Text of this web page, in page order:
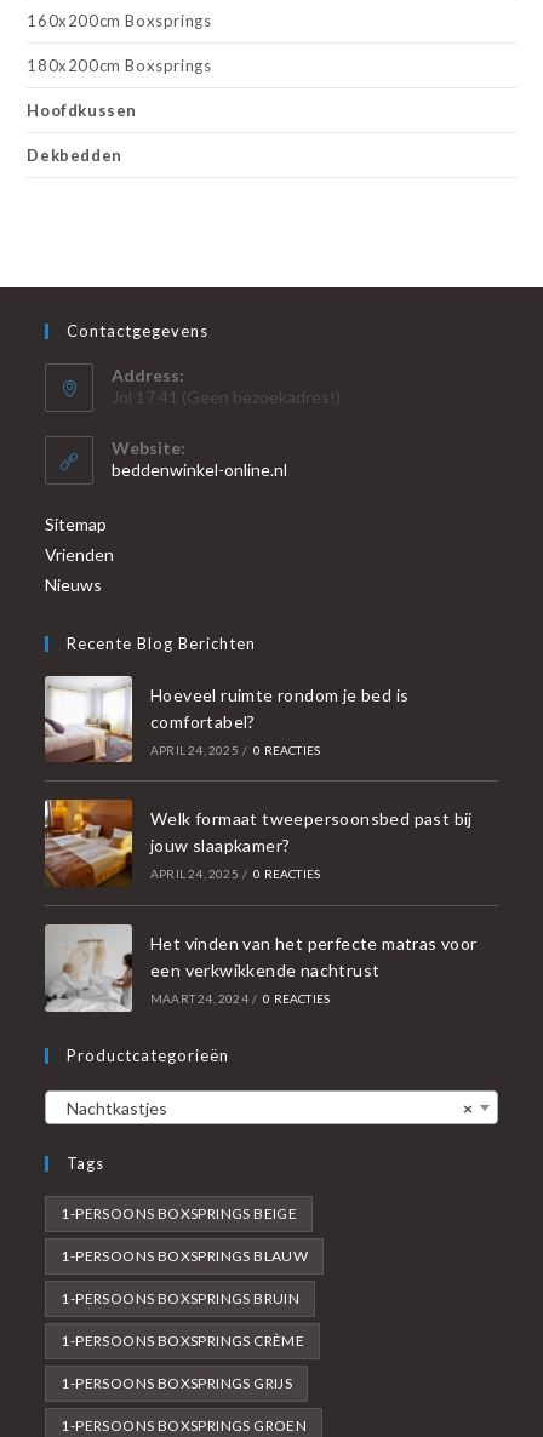
160x200cm Boxsprings
180x200cm Boxsprings
Hoofdkussen
Dekbedden
Contactgegevens
Address:
Jol 17 41 (Geen bezoekadres!)
Website:
beddenwinkel-online.nl
Sitemap
Vrienden
Nieuws
Recente Blog Berichten
Hoeveel ruimte rondom je bed is
comfortabel?
APRIL 24, 2025 / 0 REACTIES
Welk formaat tweepersoonsbed past bij
jouw slaapkamer?
APRIL 24, 2025 / 0 REACTIES
Het vinden van het perfecte matras voor
een verkwikkende nachtrust
MAART 24, 2024 / 0 REACTIES
Productcategorieën
×
Nachtkastjes
Tags
1-PERSOONS BOXSPRINGS BEIGE
1-PERSOONS BOXSPRINGS BLAUW
1-PERSOONS BOXSPRINGS BRUIN
1-PERSOONS BOXSPRINGS CRÈME
1-PERSOONS BOXSPRINGS GRIJS
1-PERSOONS BOXSPRINGS GROEN